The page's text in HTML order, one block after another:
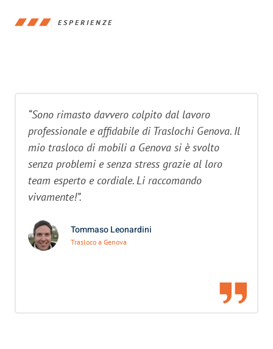
ESPERIENZE
“Sono rimasto davvero colpito dal lavoro
professionale e affidabile di Traslochi Genova. Il
mio trasloco di mobili a Genova si è svolto
senza problemi e senza stress grazie al loro
team esperto e cordiale. Li raccomando
vivamente!”.
Tommaso Leonardini
Trasloco a Genova